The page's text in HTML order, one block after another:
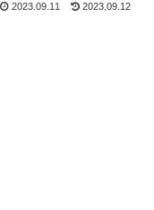
2023.09.11 2023.09.12